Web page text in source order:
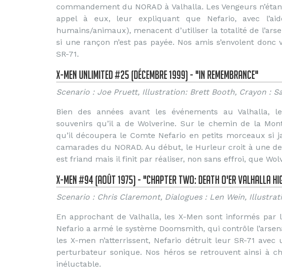
commandement du NORAD à Valhalla. Les Vengeurs
appel à eux, leur expliquant que Nefario, avec
humains/animaux), menacent d’utiliser la totalité de
si une rançon n’est pas payée. Nos amis s’envolent
SR-71.
X-Men Unlimited #25 (Décembre 1999) - "In Remembrance"
Scenario : Joe Pruett, Illustration: Brett Booth, Crayon :
Bien des années avant les événements au Valhalla,
souvenirs qu’il a de Wolverine. Sur le chemin de la
qu’il découpera le Comte Nefario en petits morceaux si
camarades du NORAD. Au début, le Hurleur croit à une
est friand mais il finit par réaliser, non sans effroi, que
X-Men #94 (Août 1975) - "Chapter Two: Death O'er Valhalla
Scenario : Chris Claremont, Dialogues : Len Wein,
En approchant de Valhalla, les X-Men sont informés
Nefario a armé le système Doomsmith, qui contrôle
les X-men n’atterrissent, Nefario détruit leur SR-71
perturbateur sonique. Nos héros se retrouvent ainsi à
inéluctable.